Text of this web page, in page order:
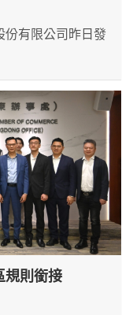
有限公司昨日發
規則銜接